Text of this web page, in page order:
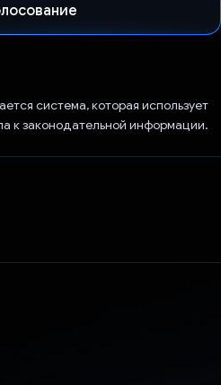
система, которая использует
к законодательной информации.